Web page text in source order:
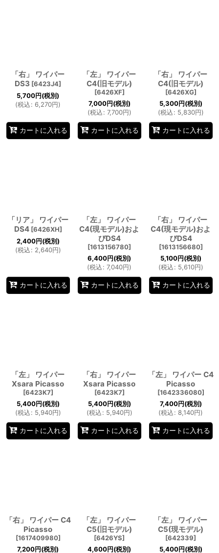
「右」 ワイパー
DS3 [6423J4]
5,700円(税別)
(税込: 6,270円)
カートに入れる
「左」 ワイパー
C4(旧モデル)
[6426XF]
7,000円(税別)
(税込: 7,700円)
カートに入れる
「右」 ワイパー
C4(旧モデル)
[6426XG]
5,300円(税別)
(税込: 5,830円)
カートに入れる
「リア」 ワイパー
DS4 [6426XH]
2,400円(税別)
(税込: 2,640円)
カートに入れる
「左」 ワイパー
C4(現モデル)およ
びDS4
[1613156780]
6,400円(税別)
(税込: 7,040円)
カートに入れる
「右」 ワイパー
C4(現モデル)およ
びDS4
[1613156680]
5,100円(税別)
(税込: 5,610円)
カートに入れる
「左」 ワイパー
Xsara Picasso
[6423K7]
5,400円(税別)
(税込: 5,940円)
カートに入れる
「右」 ワイパー
Xsara Picasso
[6423K7]
5,400円(税別)
(税込: 5,940円)
カートに入れる
「左」 ワイパー C4
Picasso
[1642336080]
7,400円(税別)
(税込: 8,140円)
カートに入れる
「右」 ワイパー C4
Picasso
[1617409980]
7,200円(税別)
「左」 ワイパー
C5(旧モデル)
[6426YS]
4,600円(税別)
「左」 ワイパー
C5(現モデル)
[642339]
5,400円(税別)